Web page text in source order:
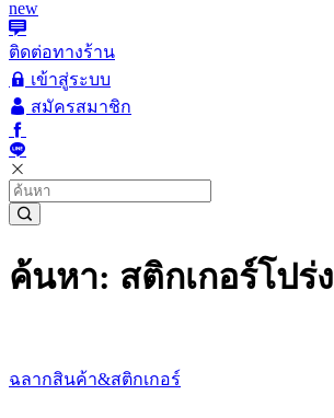
new
ติดต่อทางร้าน
เข้าสู่ระบบ
สมัครสมาชิก
ค้นหา: สติกเกอร์โปร่
ฉลากสินค้า&สติกเกอร์